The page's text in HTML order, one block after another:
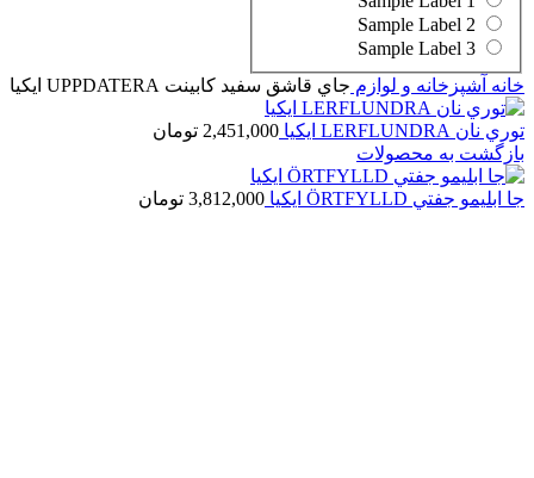
خانه آشپزخانه و لوازم جاي قاشق سفيد كابينت UPPDATERA ايكيا
توري نان LERFLUNDRA ايكيا 2,451,000 تومان
بازگشت به محصولات
جا ابليمو جفتي ÖRTFYLLD ايكيا 3,812,000 تومان